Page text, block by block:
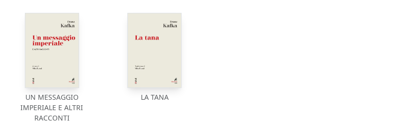
UN MESSAGGIO
IMPERIALE E ALTRI
RACCONTI
LA TANA